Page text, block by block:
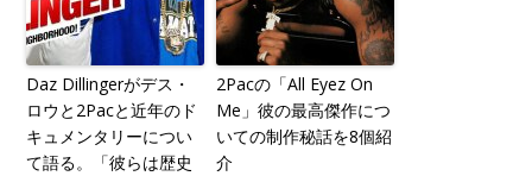
Daz Dillingerがデス・
ロウと2Pacと近年のド
キュメンタリーについ
て語る。「彼らは歴史
2Pacの「All Eyez On
Me」彼の最高傑作につ
いての制作秘話を8個紹
介